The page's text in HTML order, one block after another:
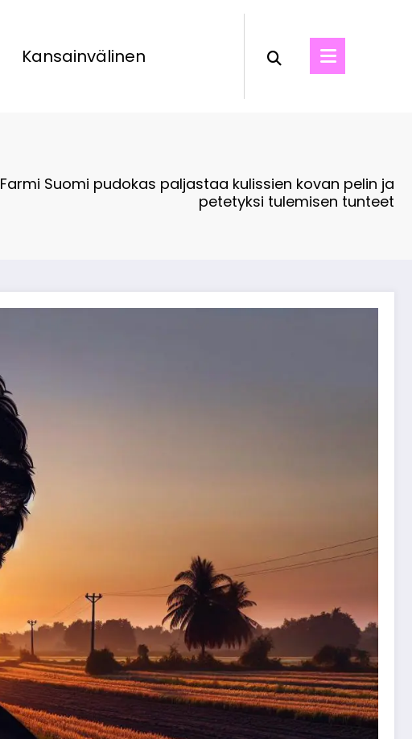
Kansainvälinen
Farmi Suomi pudokas paljastaa kulissien kovan pelin ja
petetyksi tulemisen tunteet